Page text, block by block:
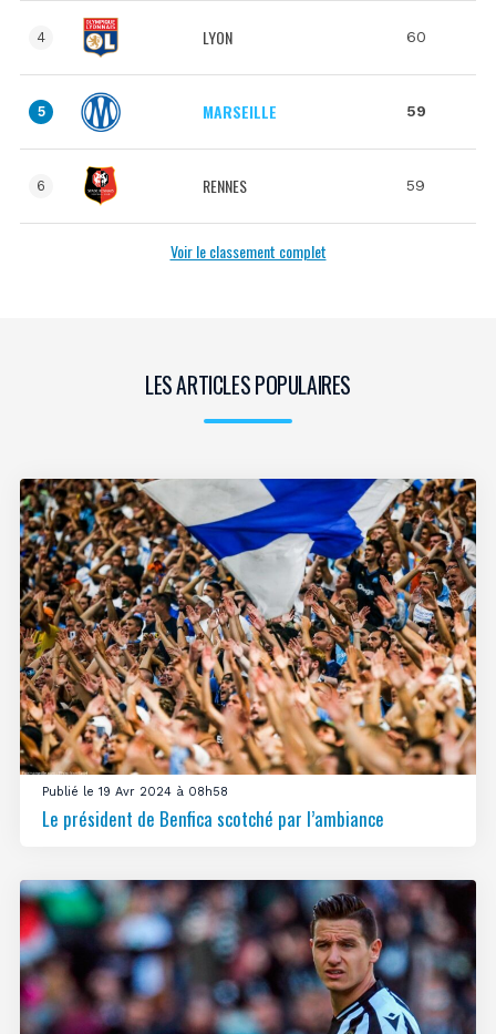
4 LYON 60
5 MARSEILLE 59
6 RENNES 59
Voir le classement complet
LES ARTICLES POPULAIRES
Publié le 19 Avr 2024 à 08h58
Le président de Benfica scotché par l’ambiance